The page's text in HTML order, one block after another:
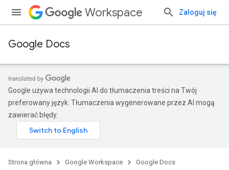
Workspace Zaloguj się
Google Docs
Google używa technologii AI do tłumaczenia treści na Twój
preferowany język. Tłumaczenia wygenerowane przez AI mogą
zawierać błędy.
Strona główna Google Workspace
Google Docs